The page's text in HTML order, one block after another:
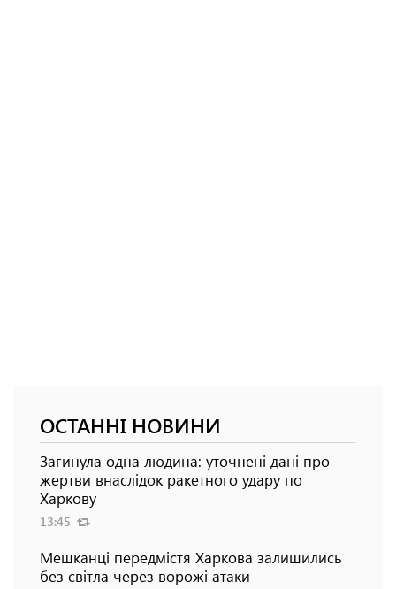
ОСТАННІ НОВИНИ
Загинула одна людина: уточнені дані про
жертви внаслідок ракетного удару по
Харкову
13:45
Мешканці передмістя Харкова залишились
без світла через ворожі атаки